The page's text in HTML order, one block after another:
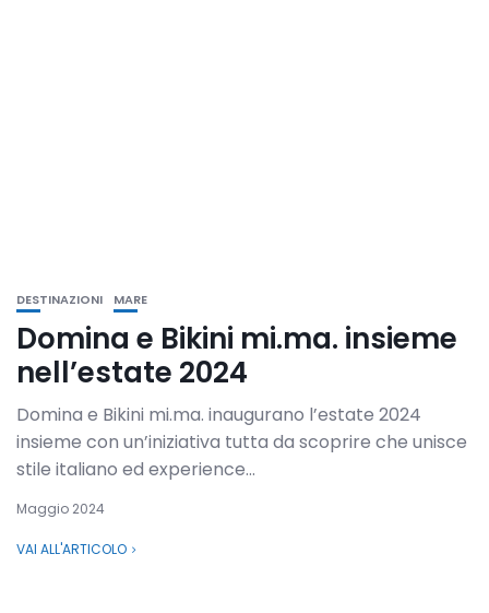
DESTINAZIONI MARE
Domina e Bikini mi.ma. insieme
nell’estate 2024
Domina e Bikini mi.ma. inaugurano l’estate 2024
insieme con un’iniziativa tutta da scoprire che unisce
stile italiano ed experience...
Maggio 2024
VAI ALL'ARTICOLO